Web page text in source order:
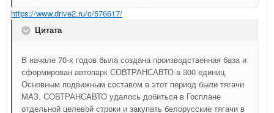
https://www.drive2.ru/c/576617/
Цитата
В начале 70-х годов была создана производственная база и
сформирован автопарк СОВТРАНСАВТО в 300 единиц.
Основным подвижным составом в этот период были тягачи
МАЗ. СОВТРАНСАВТО удалось добиться в Госплане
отдельной целевой строки и закупать белорусские тягачи в